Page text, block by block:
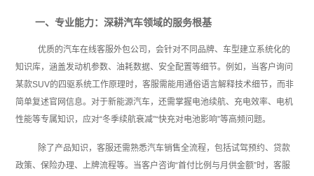
一、专业能力：深耕汽车领域的服务根基
优质的汽车在线客服外包公司，会针对不同品牌、车型建立系统化的
知识库，涵盖发动机参数、油耗数据、安全配置等细节。例如，当客户询问
某款SUV的四驱系统工作原理时，客服需能用通俗语言解释技术细节，而非
简单复述官网信息。对于新能源汽车，还需掌握电池续航、充电效率、电机
性能等专属知识，应对“冬季续航衰减”“快充对电池影响”等高频问题。
除了产品知识，客服还需熟悉汽车销售全流程，包括试驾预约、贷款
政策、保险办理、上牌流程等。当客户咨询“首付比例与月供金额”时，客服